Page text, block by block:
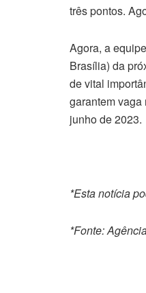
três pontos.
Agora, a
Brasília) da
de vital
garantem
junho de 2023.
*Esta notícia
*Fonte: